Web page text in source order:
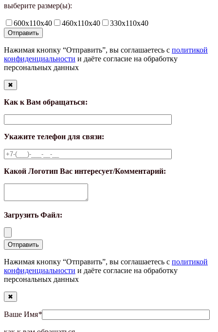
выберите размер(ы):
600х110х40 460х110х40 330х110х40
Нажимая кнопку “Отправить”, вы соглашаетесь с политикой
конфиденциальности и даёте согласие на обработку
персональных данных
✖
Как к Вам обращаться:
Укажите телефон для связи:
Какой Логотип Вас интересует/Комментарий:
Загрузить Файл:
Нажимая кнопку “Отправить”, вы соглашаетесь с политикой
конфиденциальности и даёте согласие на обработку
персональных данных
✖
Ваше Имя*